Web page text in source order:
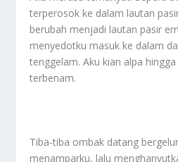
terperosok ke dalam lautan
berubah menjadi lautan pasir
menyedotku masuk ke dalam
tenggelam. Aku kian alpa
terbenam.
Tiba-tiba ombak datang
menamparku, lalu